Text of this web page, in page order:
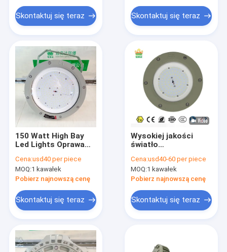
Produkty
Filmy
O nas
Wycieczka po fabryce
Aktualności
Skontaktuj się teraz Skontaktuj się teraz
150 Watt High Bay
Led Lights Oprawa
Strefa 21 Strefa 22
Strefa 20
Cena:usd40 per piece
MOQ:1 kawałek
Pobierz najnowszą cenę
Skontaktuj się teraz
Wysokiej jakości
światło
ATEX 100W 150W
200W
Cena:usd40-60 per piece
MOQ:1 kawałek
Pobierz najnowszą cenę
Skontaktuj się teraz